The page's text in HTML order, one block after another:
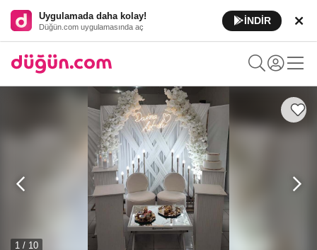
Uygulamada daha kolay!
Düğün.com uygulamasında aç
İNDİR
1 / 10